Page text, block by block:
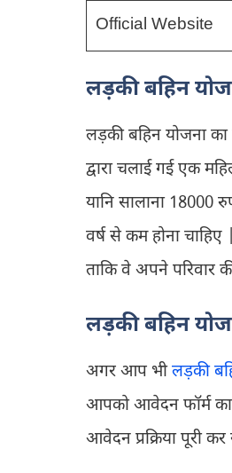
Official Website
लड़की बहिन
लड़की बहिन योजना का
द्वारा चलाई गई एक
यानि सालाना
वर्ष से कम होना
ताकि वे अपने परिवार
लड़की बहिन
अगर आप भीलड़की
आपको आवेदन फॉर्म
आवेदन प्रक्रिया पूरी